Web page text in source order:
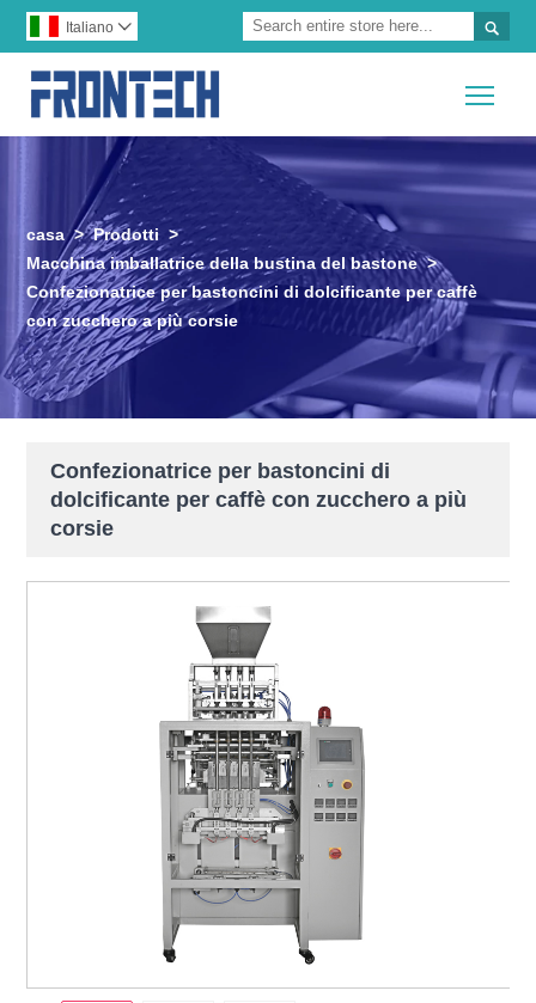

Italiano 
casa > Prodotti >
Macchina imballatrice della bustina del bastone >
Confezionatrice per bastoncini di dolcificante per caffè
con zucchero a più corsie
Confezionatrice per bastoncini di
dolcificante per caffè con zucchero a più
corsie